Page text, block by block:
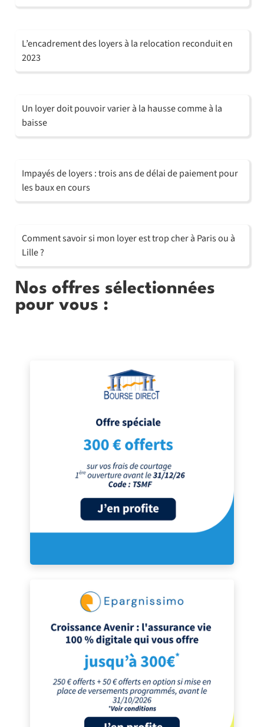
L’encadrement des loyers à la relocation reconduit en
2023
Un loyer doit pouvoir varier à la hausse comme à la
baisse
Impayés de loyers : trois ans de délai de paiement pour
les baux en cours
Comment savoir si mon loyer est trop cher à Paris ou à
Lille ?
Nos offres sélectionnées
pour vous :